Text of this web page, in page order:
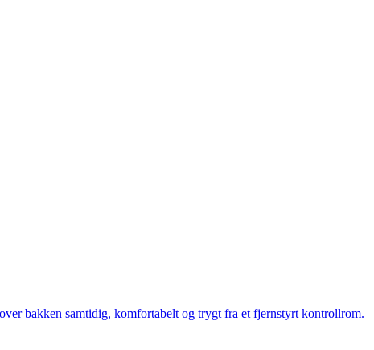
bakken samtidig, komfortabelt og trygt fra et fjernstyrt kontrollrom.